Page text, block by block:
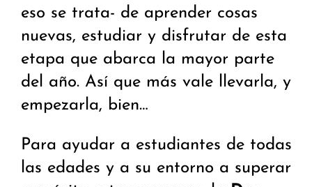
eso se trata- de aprender cosas
nuevas, estudiar y disfrutar de esta
etapa que abarca la mayor parte
del año. Así que más vale llevarla, y
empezarla, bien…
Para ayudar a estudiantes de todas
las edades y a su entorno a superar